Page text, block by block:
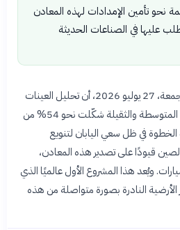
نحو تأمين الإمدادات لهذه المعادن
عليها في الصناعات الحديثة
أعلنت الحكومة اليابانية يوم الجمعة، 27 يوليو 2026، أن تحليل العينات
أظهر أن العناصر الأرضية النادرة المتوسطة والثقيلة شكّلت نحو 54% من
في ظل سعي اليابان لتنويع
قيودًا على تصدير هذه المعادن،
ويُعد هذا المشروع الأول عالميًا الذي
النادرة بصورة متواصلة من هذه